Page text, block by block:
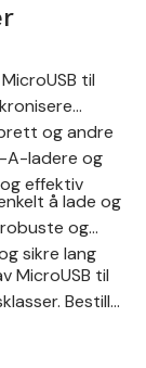
til
og andre
A-ladere og
effektiv
å lade og
og
sikre lang
MicroUSB til
Bestill